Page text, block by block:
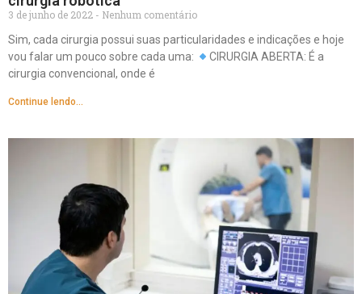
3 de junho de 2022
Nenhum comentário
Sim, cada cirurgia possui suas particularidades e indicações e hoje
vou falar um pouco sobre cada uma:
CIRURGIA ABERTA: É a
cirurgia convencional, onde é
Continue lendo...